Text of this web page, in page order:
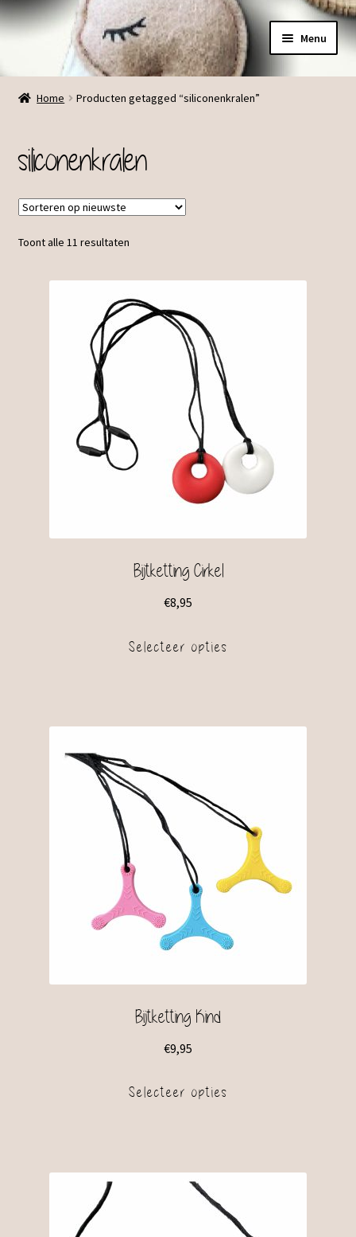
Ga
navigatie
Ga
de
inhoud
Menu
Menu
Home Producten getagged “siliconenkralen”
siliconenkralen
Toont alle 11 resultaten
Bijtketting Cirkel
€8,95
Selecteer opties
Bijtketting Kind
€9,95
Selecteer opties